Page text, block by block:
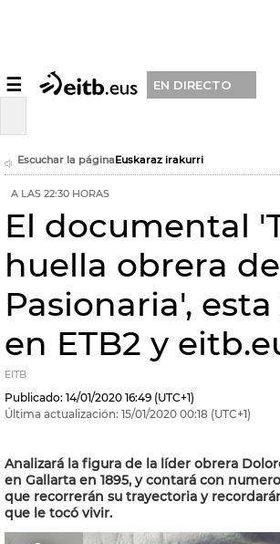
☰ EN DIRECTO
Escuchar la páginaEuskaraz irakurri
A LAS 22:30 HORAS
El documental
huella obrera de
Pasionaria',
en ETB2 y
EITB
Publicado: 14/01/2020 16:49 (UTC+1)
Última actualización: 15/01/2020 00:18 (UTC+1)
Analizará la figura de la líder obrera
en Gallarta en 1895, y contará con
que recorrerán su trayectoria y
que le tocó vivir.